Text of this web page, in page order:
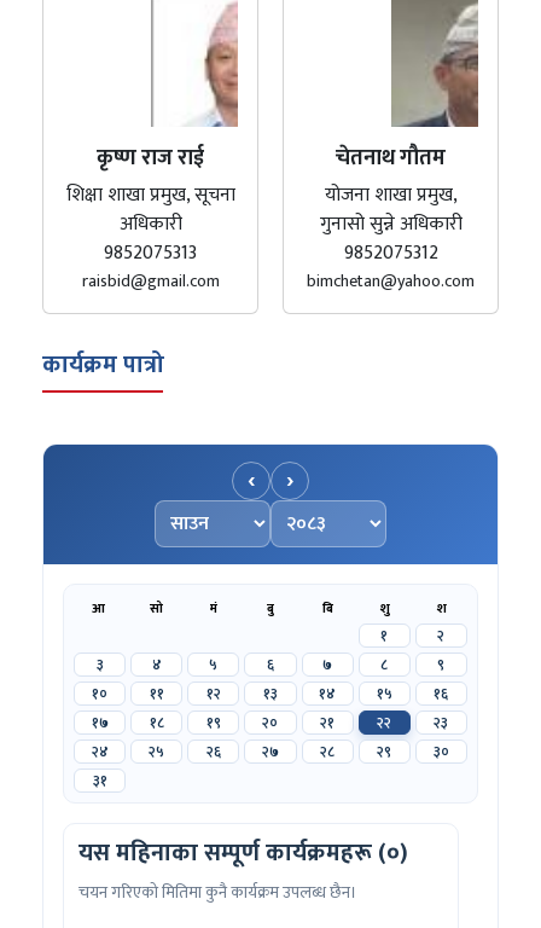
कृष्ण राज राई
शिक्षा शाखा प्रमुख, सूचना
अधिकारी
9852075313
raisbid@gmail.com
चेतनाथ गौतम
योजना शाखा प्रमुख,
गुनासो सुन्ने अधिकारी
9852075312
bimchetan@yahoo.com
कार्यक्रम पात्रो
‹
महिना चयन गर्नुहोस्
वर्ष चयन गर्नुहोस्
›
आ सो मं बु बि शु श
१
२
३
४ ५ ६ ७ ८
९
१०
११ १२ १३ १४ १५
१६
१७
१८ १९ २० २१ २२
२३
२४
२५ २६ २७ २८ २९
३०
३१
यस महिनाका सम्पूर्ण कार्यक्रमहरू (०)
चयन गरिएको मितिमा कुनै कार्यक्रम उपलब्ध छैन।